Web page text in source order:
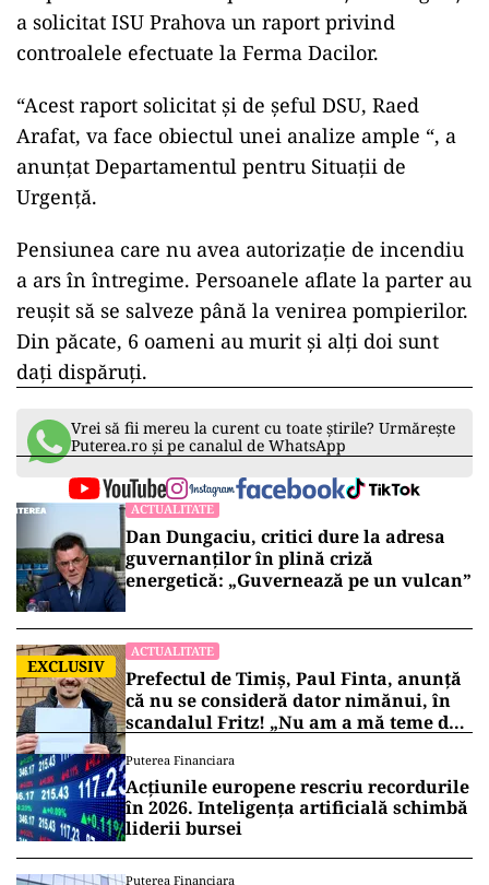
a solicitat ISU Prahova un raport privind
controalele efectuate la Ferma Dacilor.
“Acest raport solicitat şi de şeful DSU, Raed
Arafat, va face obiectul unei analize ample “, a
anunţat Departamentul pentru Situaţii de
Urgenţă.
Pensiunea care nu avea autorizație de incendiu
a ars în întregime. Persoanele aflate la parter au
reușit să se salveze până la venirea pompierilor.
Din păcate, 6 oameni au murit și alți doi sunt
dați dispăruți.
Vrei să fii mereu la curent cu toate știrile? Urmărește
Puterea.ro și pe canalul de WhatsApp
ACTUALITATE
Dan Dungaciu, critici dure la adresa
guvernanților în plină criză
energetică: „Guvernează pe un vulcan”
EXCLUSIV
ACTUALITATE
Prefectul de Timiș, Paul Finta, anunță
că nu se consideră dator nimănui, în
scandalul Fritz! „Nu am a mă teme de
Puterea Financiara
Acțiunile europene rescriu recordurile
în 2026. Inteligența artificială schimbă
liderii bursei
Puterea Financiara